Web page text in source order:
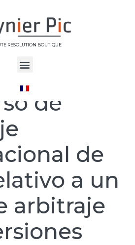
RESOLUTION BOUTIQUE
:
de
de
a un
arbitraje